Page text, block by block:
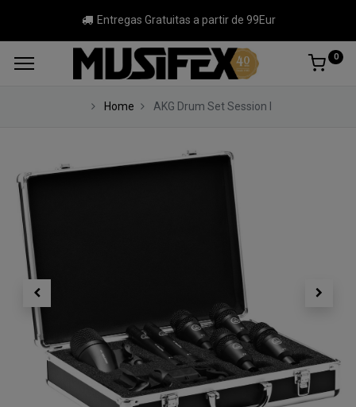
Entregas Gratuitas a partir de 99Eur
0
Home AKG Drum Set Session I